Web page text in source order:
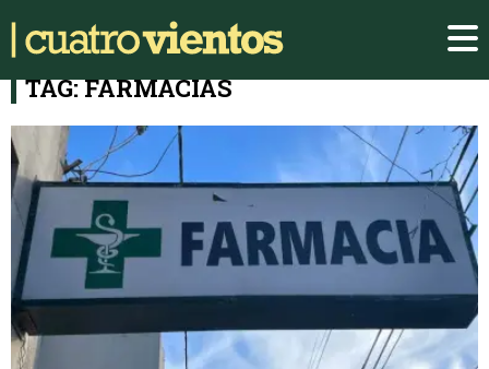
TAG: FARMACIAS